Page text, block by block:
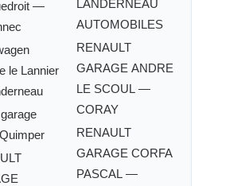
—
le Lannier
LANDERNEAU
AUTOMOBILES
RENAULT
GARAGE ANDRE
LE SCOUL —
CORAY
RENAULT
GARAGE CORFA
PASCAL —